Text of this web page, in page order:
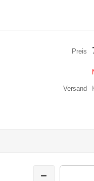
Preis
Versand